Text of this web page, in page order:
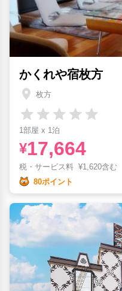
かくれや宿枚方
枚方
1部屋 x 1泊
¥17,664
税・サービス料 ¥1,620含む
80ポイント